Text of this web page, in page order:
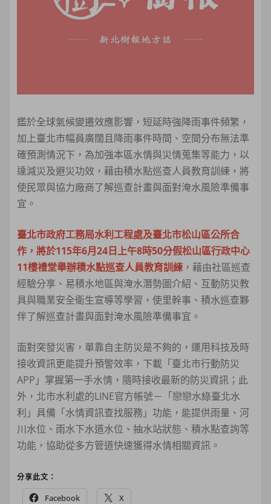
鑑於全球氣候變遷效應影響，短延時強降雨事件頻繁，
加上臺北市幅員廣闊且降雨事件時間、空間分布無法準
確預測情況下，為加強本區水情與災情蒐集等能力，以
達減災及避災功效，藉由積水點巡查人員教育訓練，將
使民眾與協力廠商了解巡查計畫與面對淹水風險準備事
宜。
臺北市政府工務局水利工程處及臺北市松山區公所合
作，將於115年6月24日上午8時50分假松山區行政中心
11樓禮堂舉辦積水點巡查人員教育訓練 ，藉由社區巡查
經驗分享、易積水地區與淹水潛勢圖介紹、互動防災教
具與職業安全衛生宣導等學習，使里幹事、積水巡查夥
伴了解巡查計畫與面對淹水風險準備事宜。
面對突發災害，單靠自主防災是不夠的，運用科技及時
接收資訊更能提升預警效率，下載「臺北市行動防災
APP」掌握第一手水情，隨時接收最新的防災資訊；此
外，北市水利處的LINE官方帳號－「戀戀水綠臺北水
利」具備「水情資訊查找服務」功能，能提供雨量、河
川水位、雨水下水道水位、抽水站狀態、積水點查詢等
功能，協助從多方管道快速獲得水情相關資訊。
分享此文：
Facebook X